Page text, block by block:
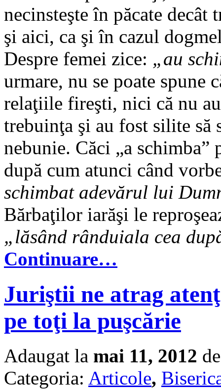
necinsteşte în păcate
şi aici, ca şi în cazul
Despre femei zice: „au
urmare, nu se poate spune
relaţiile fireşti, nici că nu
trebuinţa şi au fost silite să
nebunie. Căci „a schimba”
după cum atunci când
schimbat adevărul lui
Bărbaţilor iarăşi le
„lăsând rânduiala cea
Continuare…
Juriştii ne atrag
pe toţi la puşcărie
Adaugat la mai 11, 2012
Categoria: Articole,